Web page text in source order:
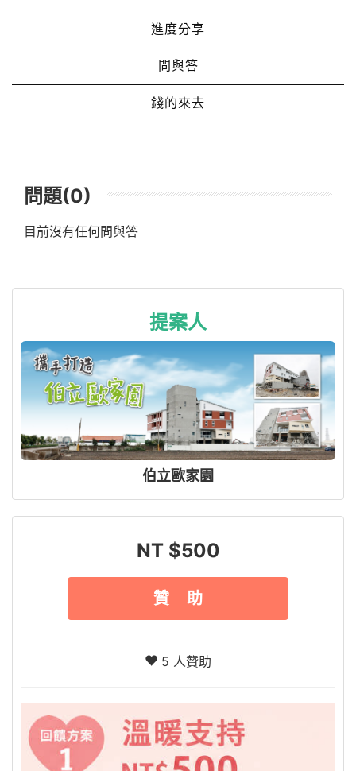
進度分享
問與答
錢的來去
問題(0)
目前沒有任何問與答
提案人
伯立歐家園
NT $500
贊 助
5 人贊助